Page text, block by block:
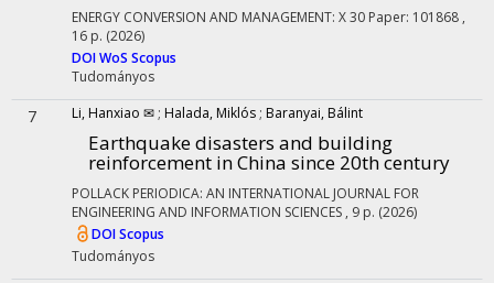
ENERGY CONVERSION AND MANAGEMENT: X30 Paper: 101868 ,
16 p. (2026)
DOIWoS Scopus
Tudományos
7 Li, Hanxiao ✉ ; Halada, Miklós ; Baranyai, Bálint
Earthquake disasters and building
reinforcement in China since 20th century
POLLACK PERIODICA: AN INTERNATIONAL JOURNAL FOR
ENGINEERING AND INFORMATION SCIENCES , 9 p. (2026)
DOIScopus
Tudományos